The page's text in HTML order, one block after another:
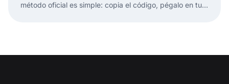
método oficial es simple: copia el código, pégalo en tu